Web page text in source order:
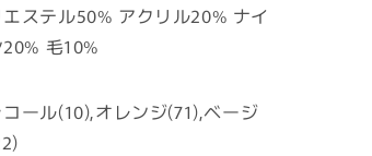
ステル50% アクリル20% ナイ
毛10%
ール(10),オレンジ(71),ベージ